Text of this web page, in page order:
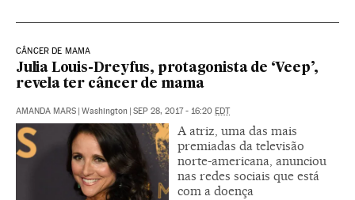
CÂNCER DE MAMA
Julia Louis-Dreyfus, protagonista de ‘Veep’,
revela ter câncer de mama
AMANDA MARS Washington SEP 28, 2017 - 16:20 EDT
A atriz, uma das mais
premiadas da televisão
norte-americana, anunciou
nas redes sociais que está
com a doença